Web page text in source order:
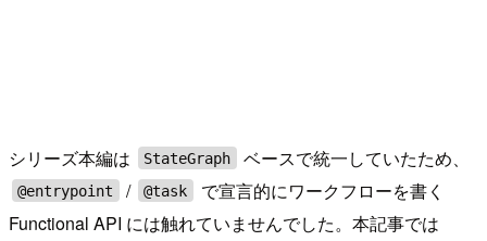
シリーズ本編は StateGraph ベースで統一していたため、
@entrypoint / @task
で宣言的にワークフローを書く
Functional API には触れていませんでした。本記事では